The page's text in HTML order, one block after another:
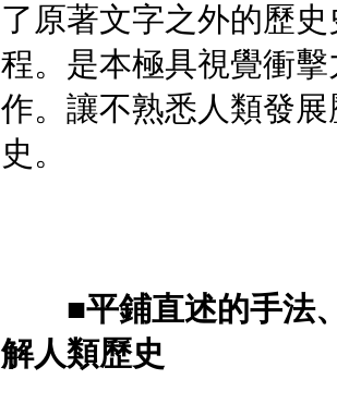
了原著文字之外的歷
程。是本極具視覺衝
作。讓不熟悉人類發
史。
■平鋪直述的手法
解人類歷史